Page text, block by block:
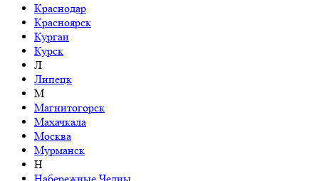
Краснодар
Красноярск
Курган
Курск
Л
Липецк
М
Магнитогорск
Махачкала
Москва
Мурманск
Н